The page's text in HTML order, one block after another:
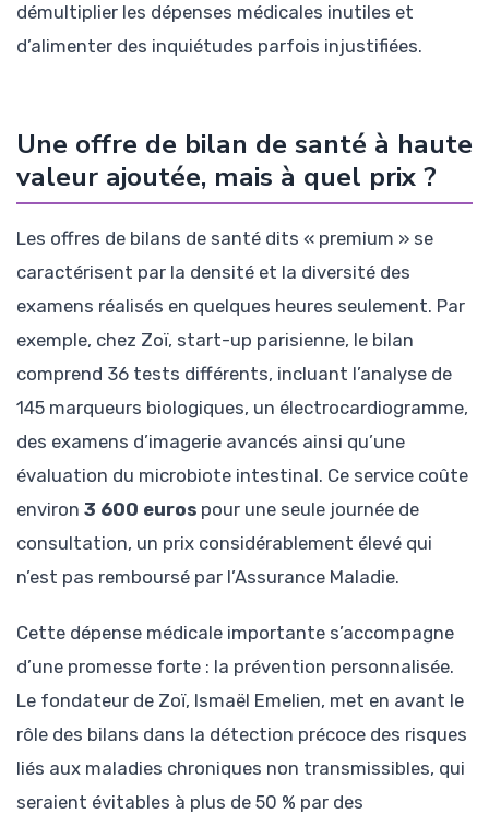
démultiplier les dépenses médicales inutiles et
d’alimenter des inquiétudes parfois injustifiées.
Une offre de bilan de santé à haute
valeur ajoutée, mais à quel prix ?
Les offres de bilans de santé dits « premium » se
caractérisent par la densité et la diversité des
examens réalisés en quelques heures seulement. Par
exemple, chez Zoï, start-up parisienne, le bilan
comprend 36 tests différents, incluant l’analyse de
145 marqueurs biologiques, un électrocardiogramme,
des examens d’imagerie avancés ainsi qu’une
évaluation du microbiote intestinal. Ce service coûte
environ 3 600 euros pour une seule journée de
consultation, un prix considérablement élevé qui
n’est pas remboursé par l’Assurance Maladie.
Cette dépense médicale importante s’accompagne
d’une promesse forte : la prévention personnalisée.
Le fondateur de Zoï, Ismaël Emelien, met en avant le
rôle des bilans dans la détection précoce des risques
liés aux maladies chroniques non transmissibles, qui
seraient évitables à plus de 50 % par des